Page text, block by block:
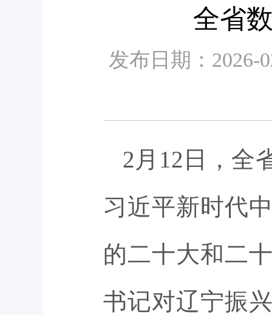
全省
发布日期：
2月12日，全
习近平新时代
的二十大和二
书记对辽宁振